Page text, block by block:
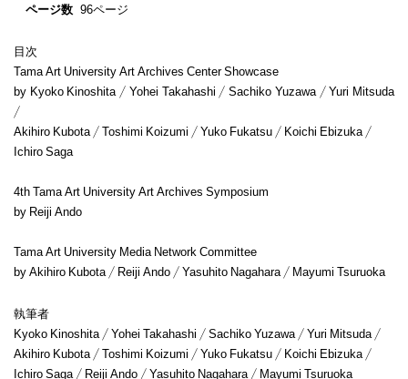
ページ数 96ページ
目次
Tama Art University Art Archives Center Showcase
by Kyoko Kinoshita / Yohei Takahashi / Sachiko Yuzawa / Yuri Mitsuda
/
Akihiro Kubota / Toshimi Koizumi / Yuko Fukatsu / Koichi Ebizuka /
Ichiro Saga
4th Tama Art University Art Archives Symposium
by Reiji Ando
Tama Art University Media Network Committee
by Akihiro Kubota / Reiji Ando / Yasuhito Nagahara / Mayumi Tsuruoka
執筆者
Kyoko Kinoshita / Yohei Takahashi / Sachiko Yuzawa / Yuri Mitsuda /
Akihiro Kubota / Toshimi Koizumi / Yuko Fukatsu / Koichi Ebizuka /
Ichiro Saga / Reiji Ando / Yasuhito Nagahara / Mayumi Tsuruoka